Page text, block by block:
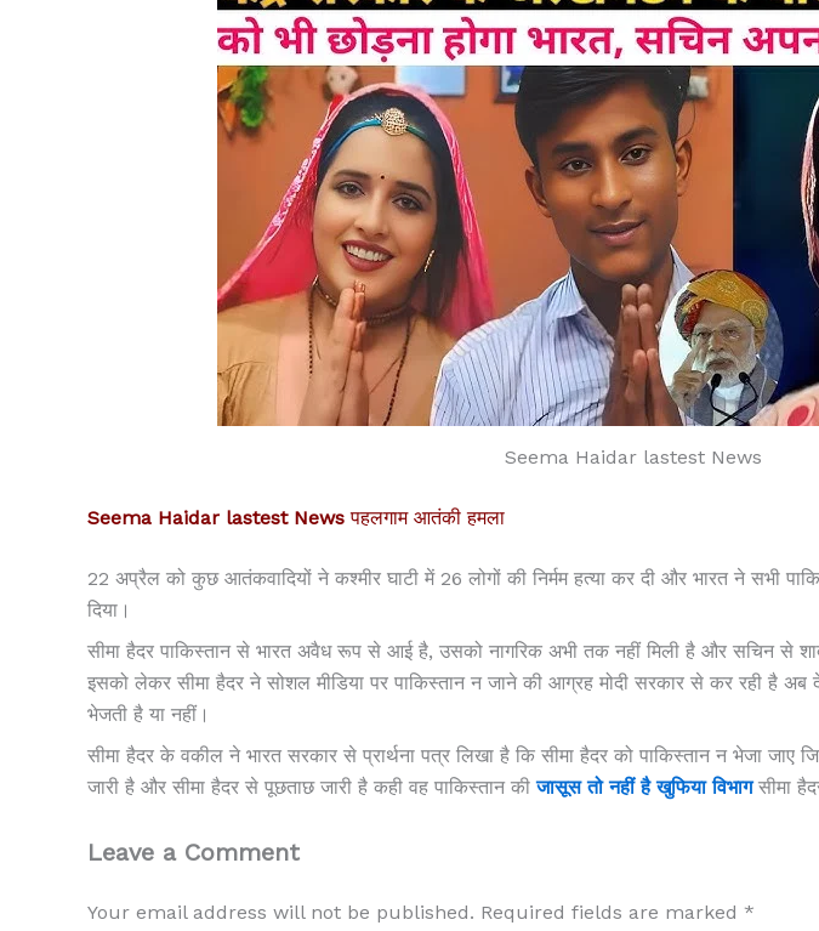
Seema Haidar lastest News
Seema Haidar lastest Newsपहलगाम आतंकी हमला
22 अप्रैल को कुछ आतंकवादियों ने कश्मीर घाटी में 26 लोगों की निर्मम हत्या कर दी और भारत ने सभी
दिया।
सीमा हैदर पाकिस्तान से भारत अवैध रूप से आई है, उसको नागरिक अभी तक नहीं मिली है और सचिन से
इसको लेकर सीमा हैदर ने सोशल मीडिया पर पाकिस्तान न जाने की आग्रह मोदी सरकार से कर रही है अब
भेजती है या नहीं।
सीमा हैदर के वकील ने भारत सरकार से प्रार्थना पत्र लिखा है कि सीमा हैदर को पाकिस्तान न भेजा
जारी है और सीमा हैदर से पूछताछ जारी है कही वह पाकिस्तान की जासूस तो नहीं है खुफिया विभागसीमा
Leave a Comment
Your email address will not be published. Required fields are marked *